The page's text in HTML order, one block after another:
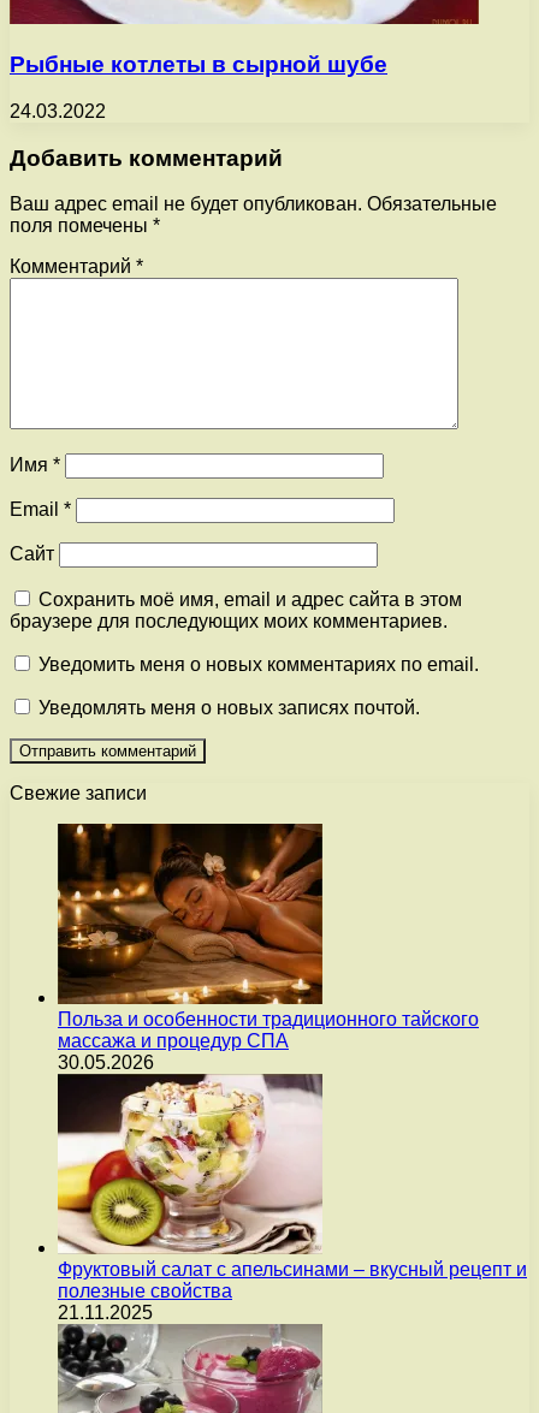
Рыбные котлеты в сырной шубе
24.03.2022
Добавить комментарий
Ваш адрес email не будет опубликован. Обязательные
поля помечены *
Комментарий *
Имя *
Email *
Сайт
Сохранить моё имя, email и адрес сайта в этом
браузере для последующих моих комментариев.
Уведомить меня о новых комментариях по email.
Уведомлять меня о новых записях почтой.
Свежие записи
Польза и особенности традиционного тайского
массажа и процедур СПА
30.05.2026
Фруктовый салат с апельсинами – вкусный рецепт и
полезные свойства
21.11.2025